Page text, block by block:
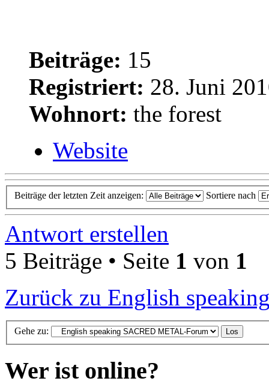
Beiträge: 15
Registriert: 28. Juni
Wohnort: the forest
Website
Beiträge der letzten Zeit anzeigen: Sortiere nach
Antwort erstellen
5 Beiträge • Seite 1 von 1
Zurück zu English
Gehe zu:
Wer ist online?